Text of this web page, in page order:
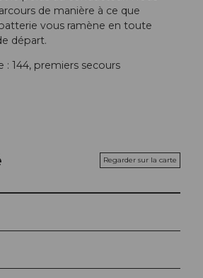
de manière à ce que
vous ramène en toute
départ.
: 144, premiers secours
Regarder sur la carte